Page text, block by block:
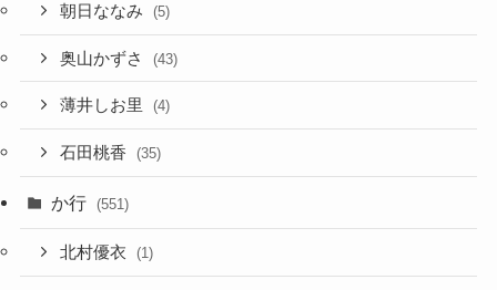
朝日ななみ (5)
奥山かずさ (43)
薄井しお里 (4)
石田桃香 (35)
か行 (551)
北村優衣 (1)